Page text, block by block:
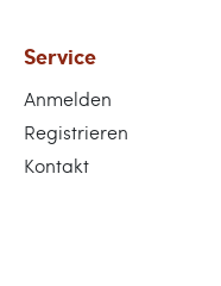
Service
Anmelden
Registrieren
Kontakt